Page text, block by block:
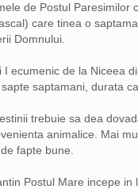
de Postul Paresimilor
care tinea o
Domnului.
I ecumenic de la Niceea
saptamani, durata
trebuie sa dea
animalice. Mai
fapte bune.
Postul Mare incepe